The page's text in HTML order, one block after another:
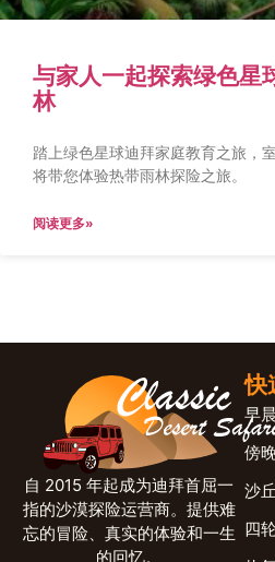
与家人一起探索绿色星
林
踏上绿色星球迪拜家庭教育之旅，
将带您体验热带雨林探险之旅。
阅读更多»
自 2015 年起成为迪拜首屈一
指的沙漠探险运营商。提供难
忘的冒险、真实的体验和一生
的回忆。
快
早
傍
沙
四